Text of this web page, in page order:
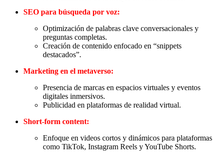
SEO para búsqueda por voz:
Optimización de palabras clave conversacionales y
preguntas completas.
Creación de contenido enfocado en “snippets
destacados”.
Marketing en el metaverso:
Presencia de marcas en espacios virtuales y eventos
digitales inmersivos.
Publicidad en plataformas de realidad virtual.
Short-form content:
Enfoque en videos cortos y dinámicos para plataformas
como TikTok, Instagram Reels y YouTube Shorts.